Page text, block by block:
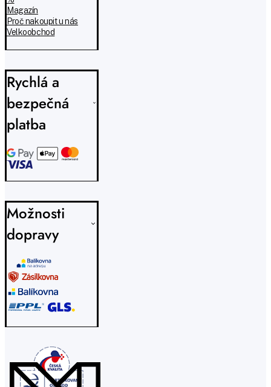
Magazín
Proč nakoupit u nás
Velkoobchod
Rychlá a
bezpečná
platba
Možnosti
dopravy